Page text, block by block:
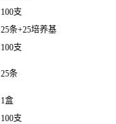
100支
25条+25培养基
100支
25条
1盒
100支